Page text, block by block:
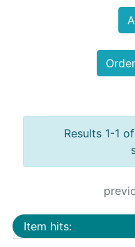
Results 1-1
Item hits: